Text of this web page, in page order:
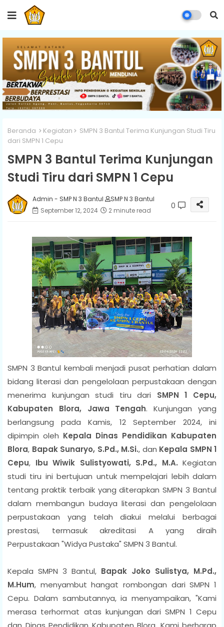
Beranda Kegiatan
SMPN 3 Bantul Terima Kunjungan Studi Tiru
dari SMPN 1 Cepu
SMPN 3 Bantul Terima Kunjungan
Studi Tiru dari SMPN 1 Cepu
Admin - SMP N 3 Bantul
SMP N 3 Bantul
September 12, 2024
2 minute read 0
SMPN 3 Bantul kembali menjadi pusat perhatian dalam
bidang literasi dan pengelolaan perpustakaan dengan
menerima kunjungan studi tiru dari SMPN 1 Cepu,
Kabupaten Blora, Jawa Tengah. Kunjungan yang
berlangsung pada Kamis, 12 September 2024, ini
dipimpin oleh Kepala Dinas Pendidikan Kabupaten
Blora, Bapak Sunaryo, S.Pd., M.Si., dan Kepala SMPN 1
Cepu, Ibu Wiwik Sulistyowati, S.Pd., M.A. Kegiatan
studi tiru ini bertujuan untuk mempelajari lebih dalam
tentang praktik terbaik yang diterapkan SMPN 3 Bantul
dalam membangun budaya literasi dan pengelolaan
perpustakaan yang telah diakui melalui berbagai
prestasi, termasuk akreditasi A yang diraih
Perpustakaan "Widya Pustaka" SMPN 3 Bantul.
Kepala SMPN 3 Bantul, Bapak Joko Sulistya, M.Pd.,
M.Hum, menyambut hangat rombongan dari SMPN 1
Cepu. Dalam sambutannya, ia menyampaikan, "Kami
merasa terhormat atas kunjungan dari SMPN 1 Cepu